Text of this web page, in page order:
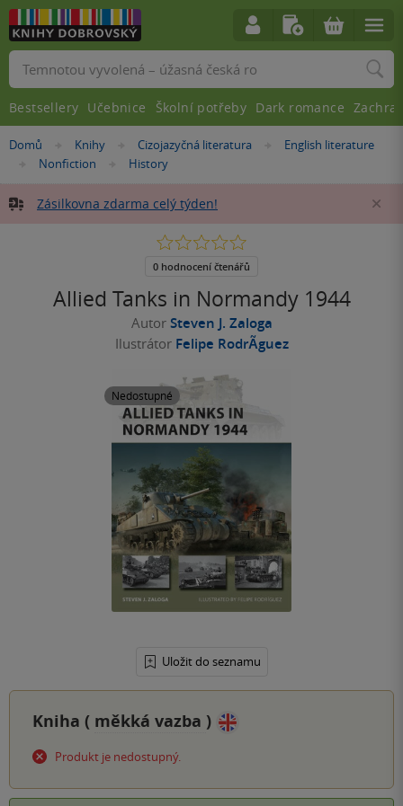
Nacházíte
Domů »Knihy »Cizojazyčná literatura »
English literature
»
Nonfiction »History
Zásilkovna zdarma celý týden!
Allied Tanks in Normandy 1944
Autor Steven J. Zaloga
Ilustrátor Felipe RodrÃ­guez
Nedostupné
Uložit do seznamu
0.0
5
0 hodnocení čtenářů
Kniha ( měkká vazba )
Produkt je nedostupný.
Vyhledávání
Bestsellery Učebnice Školní potřeby Dark romance